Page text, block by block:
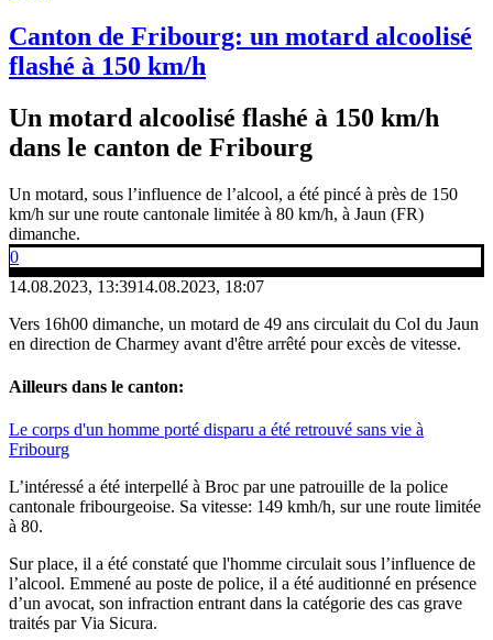
Canton de Fribourg: un motard alcoolisé
flashé à 150 km/h
Un motard alcoolisé flashé à 150 km/h
dans le canton de Fribourg
Un motard, sous l’influence de l’alcool, a été pincé à près de 150
km/h sur une route cantonale limitée à 80 km/h, à Jaun (FR)
dimanche.
0
14.08.2023, 13:3914.08.2023, 18:07
Vers 16h00 dimanche, un motard de 49 ans circulait du Col du Jaun
en direction de Charmey avant d'être arrêté pour excès de vitesse.
Ailleurs dans le canton:
Le corps d'un homme porté disparu a été retrouvé sans vie à
Fribourg
L’intéressé a été interpellé à Broc par une patrouille de la police
cantonale fribourgeoise. Sa vitesse: 149 kmh/h, sur une route limitée
à 80.
Sur place, il a été constaté que l'homme circulait sous l’influence de
l’alcool. Emmené au poste de police, il a été auditionné en présence
d’un avocat, son infraction entrant dans la catégorie des cas grave
traités par Via Sicura.